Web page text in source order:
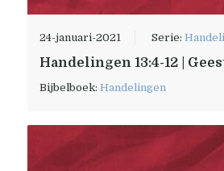
24-januari-2021 Serie:
Handelingen 13:4-12 |
Bijbelboek:Handelingen